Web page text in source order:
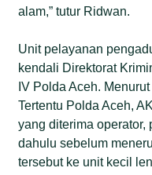
alam,” tutur Ridwan.
Unit pelayanan
kendali Direktorat
IV Polda Aceh.
Tertentu Polda Aceh,
yang diterima
dahulu sebelum
tersebut ke unit kecil